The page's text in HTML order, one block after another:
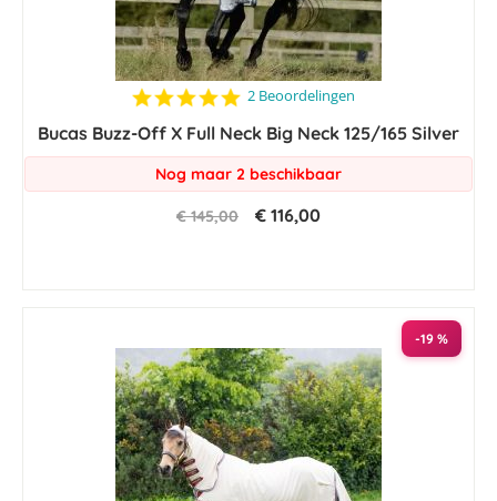
5.0
rating
2 Beoordelingen
Bucas Buzz-Off X Full Neck Big Neck 125/165 Silver
Nog maar 2 beschikbaar
€ 145,00 € 116,00
-19 %